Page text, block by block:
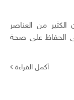
من العناصر
في الحفاظ علي صحة
أكمل القراءة